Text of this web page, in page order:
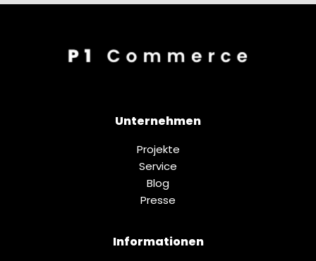
Unternehmen
Projekte
Service
Blog
Presse
Informationen